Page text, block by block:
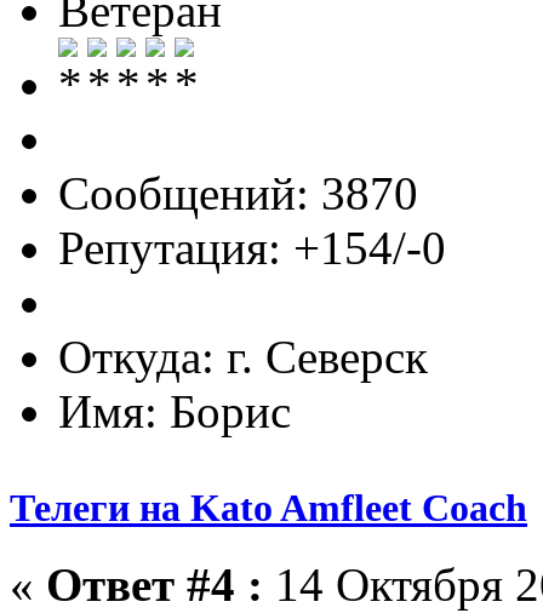
Ветеран
Сообщений: 3870
Репутация: +154/-0
Откуда: г. Северск
Имя: Борис
Телеги на Kato Amfleet Coach
« Ответ #4 : 14 Октября